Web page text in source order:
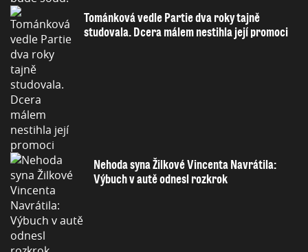
Tománková vedle Partie dva roky tajně
studovala. Dcera málem nestihla její promoci
Nehoda syna Žilkové Vincenta Navrátila:
Výbuch v autě odnesl rozkrok